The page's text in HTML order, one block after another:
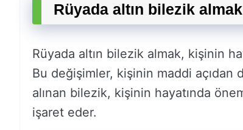
Rüyada altın bilezik
Rüyada altın bilezik almak, kişinin
Bu değişimler, kişinin maddi açıdan
alınan bilezik, kişinin hayatında
işaret eder.